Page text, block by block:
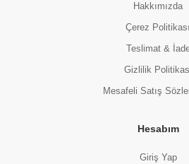
Hakkımızda
Çerez Politikası
Teslimat &
Gizlilik
Mesafeli Satış
Hesabım
Giriş Yap